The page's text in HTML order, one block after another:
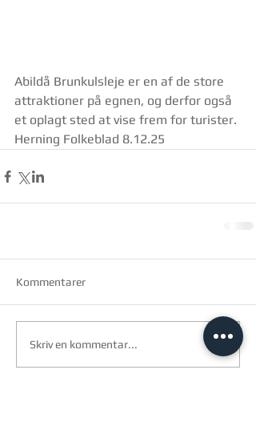
Abildå Brunkulsleje er en af de store
attraktioner på egnen, og derfor også
et oplagt sted at vise frem for turister.
Herning Folkeblad 8.12.25
Kommentarer
Skriv en kommentar...